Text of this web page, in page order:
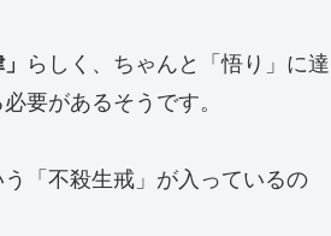
らしく、ちゃんと「悟り」に達
要があるそうです。
「不殺生戒」が入っているの